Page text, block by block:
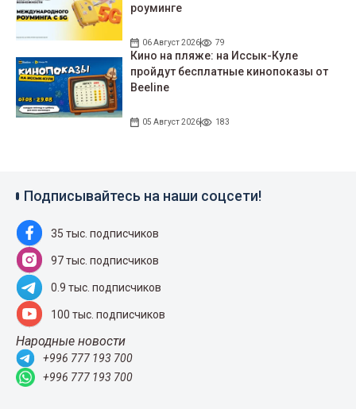
роуминге
06 Август 2026 79
Кино на пляже: на Иссык-Куле
пройдут беcплатные кинопоказы от
Beeline
05 Август 2026 183
Подписывайтесь на наши соцсети!
35 тыс. подписчиков
97 тыс. подписчиков
0.9 тыс. подписчиков
100 тыс. подписчиков
Народные новости
+996 777 193 700
+996 777 193 700